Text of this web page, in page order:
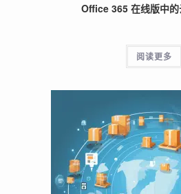
Office 365 在线版中
阅读更多